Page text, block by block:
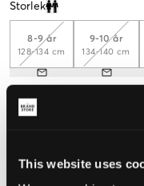
This website uses
Storlek
Clone modal
8-9 år
128-134 cm
9-10 år
134-140 cm
15-16 år